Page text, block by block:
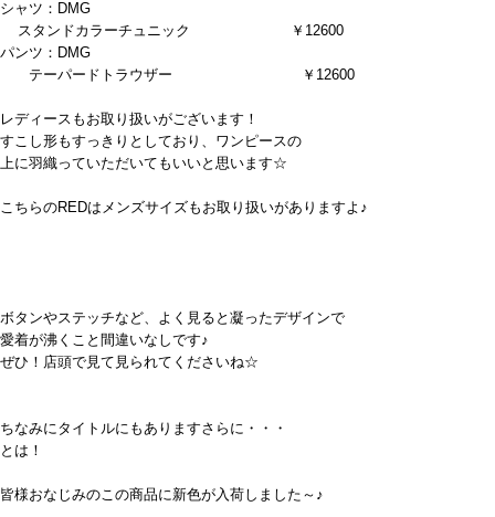
シャツ：DMG
スタンドカラーチュニック ￥12600
パンツ：DMG
テーパードトラウザー ￥12600
レディースもお取り扱いがございます！
すこし形もすっきりとしており、ワンピースの
上に羽織っていただいてもいいと思います☆
こちらのREDはメンズサイズもお取り扱いがありますよ♪
ボタンやステッチなど、よく見ると凝ったデザインで
愛着が沸くこと間違いなしです♪
ぜひ！店頭で見て見られてくださいね☆
ちなみにタイトルにもありますさらに・・・
とは！
皆様おなじみのこの商品に新色が入荷しました～♪